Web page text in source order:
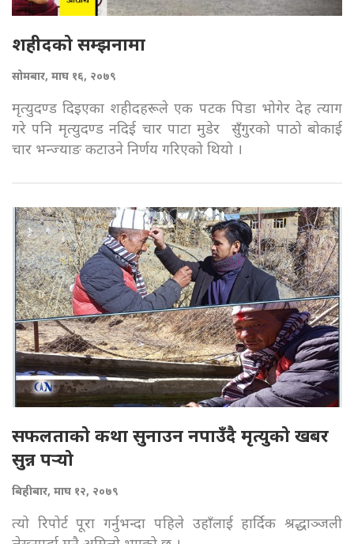
शहीदको सम्झनामा
सोमबार, माघ १६, २०७९
मृत्युदण्ड दिइएका शहीदहरूले एक पटक पिडा भोगेर देह त्याग
गरे पनि मृत्युदण्ड नदिई चार पाटा मुडेर सुँगुरको पाठो बोकाई
चार भन्ज्याङ कटाउने निर्णय गरिएको थियो ।
सफलताको कथा सुनाउन नपाउँदै मृत्युको खबर
सुन्न पर्‍यो
बिहीबार, माघ १२, २०७९
त्यो रिपोर्ट पूरा गर्नुभन्दा पहिले उहाँलाई हार्दिक श्रद्धाञ्जली